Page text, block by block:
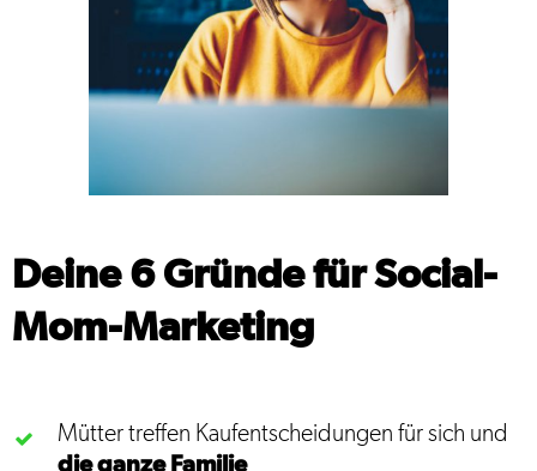
Deine 6 Gründe für Social-
Mom-Marketing
Mütter treffen Kauf­entscheidungen für sich und
die ganze Familie